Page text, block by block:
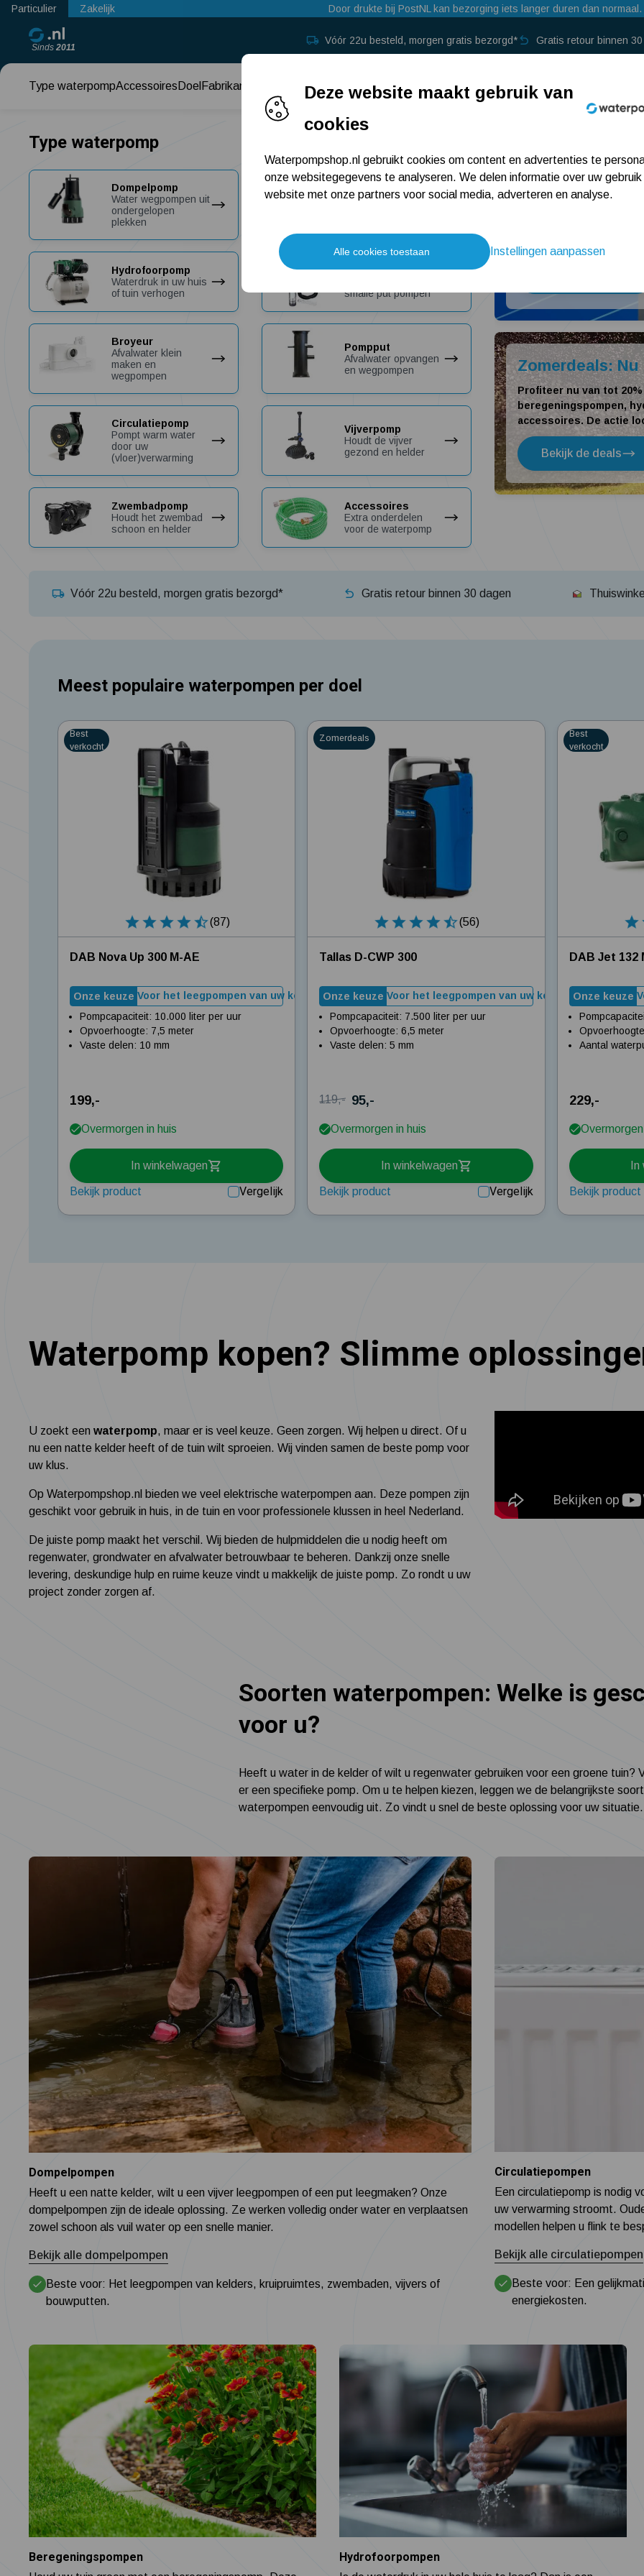
Particulier Zakelijk Zomerdeal: Tot 20% korting op pompen en
Door drukte bij PostNL kan bezorging iets langer duren dan
Sinds 2011
Vóór 22u besteld, morgen gratis bezorgd* Gratis retour binnen
Type waterpompAccessoires Doel Fabrikant Keuzehulp →
Type waterpomp
Dompelpomp
Water wegpompen uit
ondergelopen
plekken
Beregeningspomp
Hydrofoorpomp
Waterdruk in uw huis
of tuin verhogen
Bronpomp
smalle put pompen
Broyeur
Afvalwater klein
maken en
wegpompen
Pompput
Afvalwater opvangen
en wegpompen
Circulatiepomp
Pompt warm water
door uw
(vloer)verwarming
Vijverpomp
Houdt de vijver
gezond en helder
Zwembadpomp
Houdt het zwembad
schoon en helder
Accessoires
Extra onderdelen
voor de waterpomp
Tot €50
Verhoog de waterdruk
ontvang tot €50
Zomerdeals:
Profiteer nu van tot
beregeningspompen,
accessoires. De actie
Bekijk de deals
Vóór 22u besteld, morgen gratis bezorgd* Gratis retour binnen 30 dagen
Meest populaire waterpompen per doel
(87)
4.7126
DAB Nova Up 300 M-AE
Best
verkocht
Onze keuze Voor het leegpompen van uw kelder of ruimte
Pompcapaciteit: 10.000 liter per uur
Opvoerhoogte: 7,5 meter
Vaste delen: 10 mm
199,-
Overmorgen in huis
In winkelwagen
Bekijk product Vergelijk
(56)
4.7857
Tallas D-CWP 300
Zomerdeals
Onze keuze Voor het leegpompen van uw kelder of ruimte
Pompcapaciteit: 7.500 liter per uur
Opvoerhoogte: 6,5 meter
Vaste delen: 5 mm
119,- 95,-
Overmorgen in huis
In winkelwagen
Bekijk product Vergelijk
4.7021
DAB Jet 132
Best
verkocht
Onze keuze
Aantal
229,-
Overmorgen
Bekijk product
Waterpomp kopen? Slimme
U zoekt een waterpomp, maar er is veel keuze. Geen zorgen. Wij helpen u direct. Of u
nu een natte kelder heeft of de tuin wilt sproeien. Wij vinden samen de beste pomp voor
uw klus.
Op Waterpompshop.nl bieden we veel elektrische waterpompen aan. Deze pompen zijn
geschikt voor gebruik in huis, in de tuin en voor professionele klussen in heel Nederland.
De juiste pomp maakt het verschil. Wij bieden de hulpmiddelen die u nodig heeft om
regenwater, grondwater en afvalwater betrouwbaar te beheren. Dankzij onze snelle
levering, deskundige hulp en ruime keuze vindt u makkelijk de juiste pomp. Zo rondt u uw
project zonder zorgen af.
Soorten waterpompen: Welke is
voor u?
Heeft u water in de kelder of wilt u regenwater gebruiken voor een groene tuin?
er een specifieke pomp. Om u te helpen kiezen, leggen we de belangrijkste
waterpompen eenvoudig uit. Zo vindt u snel de beste oplossing voor uw situatie.
Dompelpompen
Heeft u een natte kelder, wilt u een vijver leegpompen of een put leegmaken? Onze
dompelpompen zijn de ideale oplossing. Ze werken volledig onder water en verplaatsen
zowel schoon als vuil water op een snelle manier.
Bekijk alle dompelpompen
Beste voor: Het leegpompen van kelders, kruipruimtes, zwembaden, vijvers of
bouwputten.
Circulatiepompen
Een circulatiepomp is nodig
uw verwarming stroomt.
modellen helpen u flink te
Bekijk alle circulatiepompen
Beste voor: Een
energiekosten.
Beregeningspompen Hydrofoorpompen
Deze website maakt gebruik van
cookies
Waterpompshop.nl gebruikt cookies om content en advertenties te
onze websitegegevens te analyseren. We delen informatie over uw gebruik
website met onze partners voor social media, adverteren en analyse.
Alle cookies toestaan Instellingen aanpassen